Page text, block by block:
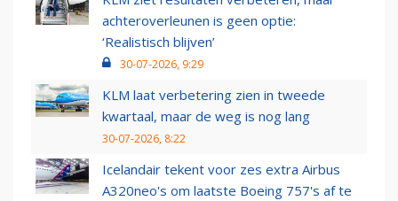
achteroverleunen is geen optie:
‘Realistisch blijven’
30-07-2026, 9:29
KLM laat verbetering zien in tweede
kwartaal, maar de weg is nog lang
30-07-2026, 8:22
Icelandair tekent voor zes extra Airbus
A320neo's om laatste Boeing 757's af te